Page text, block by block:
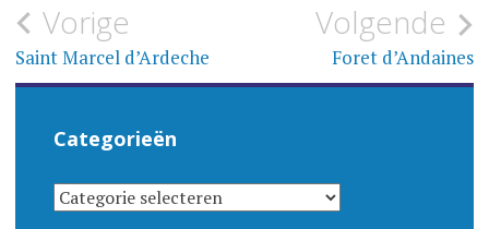
Bericht
navigatie
Vorige
Saint Marcel d’Ardeche
Volgende
Foret d’Andaines
Categorieën
CATEGORIEËN